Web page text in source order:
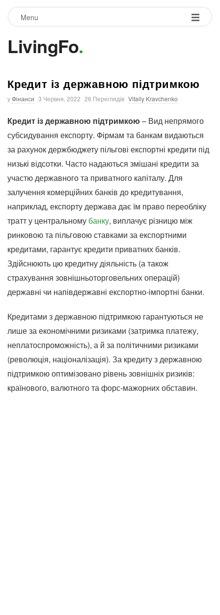
Menu
LivingFo.
Кредит із державною підтримкою
уФінанси 3 Червня, 2022 26 Переглядів Vitaliy Kravchenko
Кредит із державною підтримкою – Вид непрямого
субсидування експорту. Фірмам та банкам видаються
за рахунок держбюджету пільгові експортні кредити під
низькі відсотки. Часто надаються змішані кредити за
участю державного та приватного капіталу. Для
залучення комерційних банків до кредитування,
наприклад, експорту держава дає їм право переобліку
тратт у центральному банку, виплачує різницю між
ринковою та пільговою ставками за експортними
кредитами, гарантує кредити приватних банків.
Здійснюють цю кредитну діяльність (а також
страхування зовнішньоторговельних операцій)
державні чи напівдержавні експортно-імпортні банки.
Кредитами з державною підтримкою гарантуються не
лише за економічними ризиками (затримка платежу,
неплатоспроможність), а й за політичними ризиками
(революція, націоналізація). За кредиту з державною
підтримкою оптимізовано рівень зовнішніх ризиків:
країнового, валютного та форс-мажорних обставин.